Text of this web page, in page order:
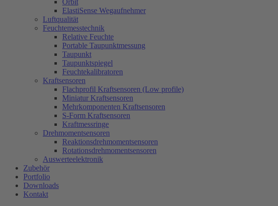
Orbit
ElastiSense Wegaufnehmer
Luftqualität
Feuchtemesstechnik
Relative Feuchte
Portable Taupunktmessung
Taupunkt
Taupunktspiegel
Feuchtekalibratoren
Kraftsensoren
Flachprofil Kraftsensoren (Low profile)
Miniatur Kraftsensoren
Mehrkomponenten Kraftsensoren
S-Form Kraftsensoren
Kraftmessringe
Drehmomentsensoren
Reaktionsdrehmomentsensoren
Rotationsdrehmomentsensoren
Auswerteelektronik
Zubehör
Portfolio
Downloads
Kontakt